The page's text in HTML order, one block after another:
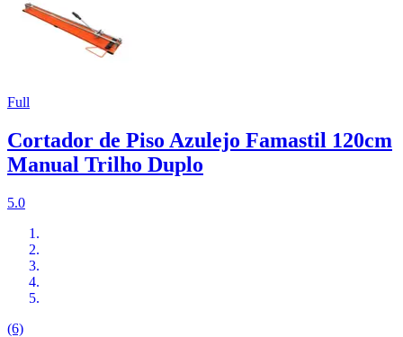
Full
Cortador de Piso Azulejo Famastil 120cm
Manual Trilho Duplo
5.0
(6)